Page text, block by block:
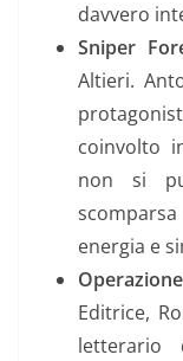
davvero
Sniper
Altieri.
coinvolto
non si
energia e
Editrice,
letterario